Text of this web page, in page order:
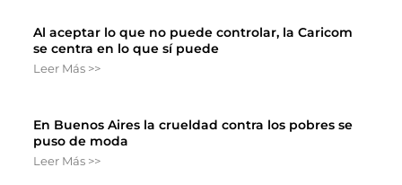
Al aceptar lo que no puede controlar, la Caricom
se centra en lo que sí puede
Leer Más >>
En Buenos Aires la crueldad contra los pobres se
puso de moda
Leer Más >>